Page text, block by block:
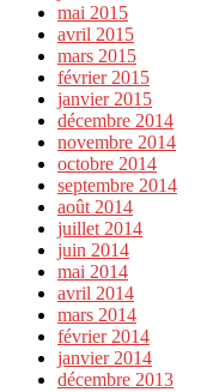
mai 2015
avril 2015
mars 2015
février 2015
janvier 2015
décembre 2014
novembre 2014
octobre 2014
septembre 2014
août 2014
juillet 2014
juin 2014
mai 2014
avril 2014
mars 2014
février 2014
janvier 2014
décembre 2013